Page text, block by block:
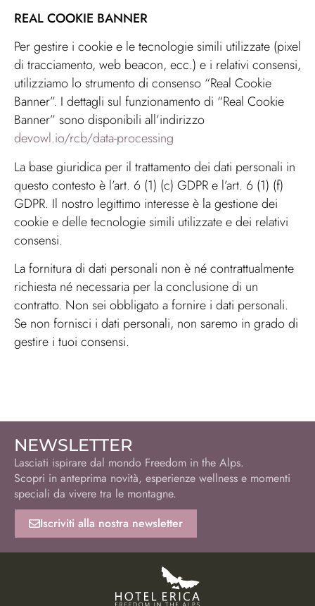
REAL COOKIE BANNER
Per gestire i cookie e le tecnologie simili utilizzate (pixel
di tracciamento, web beacon, ecc.) e i relativi consensi,
utilizziamo lo strumento di consenso “Real Cookie
Banner”. I dettagli sul funzionamento di “Real Cookie
Banner” sono disponibili all’indirizzo
devowl.io/rcb/data-processing
La base giuridica per il trattamento dei dati personali in
questo contesto è l’art. 6 (1) (c) GDPR e l’art. 6 (1) (f)
GDPR. Il nostro legittimo interesse è la gestione dei
cookie e delle tecnologie simili utilizzate e dei relativi
consensi.
La fornitura di dati personali non è né contrattualmente
richiesta né necessaria per la conclusione di un
contratto. Non sei obbligato a fornire i dati personali.
Se non fornisci i dati personali, non saremo in grado di
gestire i tuoi consensi.
NEWSLETTER
Lasciati ispirare dal mondo Freedom in the Alps.
Scopri in anteprima novità, esperienze wellness e momenti
speciali da vivere tra le montagne.
Iscriviti alla nostra newsletter